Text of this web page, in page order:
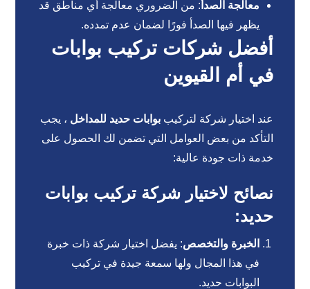
معالجة الصدأ : من الضروري معالجة أي مناطق قد
يظهر فيها الصدأ فورًا لضمان عدم تمدده.
أفضل شركات تركيب بوابات
في أم القيوين
عند اختيار شركة لتركيببوابات حديد للمداخل ، يجب
التأكد من بعض العوامل التي تضمن لك الحصول على
خدمة ذات جودة عالية:
نصائح لاختيار شركة تركيب بوابات
حديد:
الخبرة والتخصص: يفضل اختيار شركة ذات خبرة
في هذا المجال ولها سمعة جيدة في تركيب
البوابات حديد.